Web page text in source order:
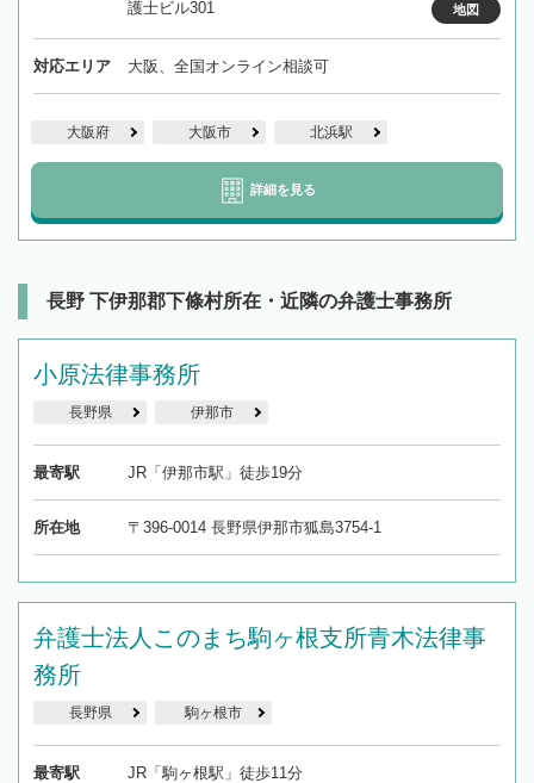
護士ビル301
地図
対応エリア 大阪、全国オンライン相談可
大阪府 大阪市 北浜駅
詳細を見る
長野 下伊那郡下條村所在・近隣の弁護士事務所
小原法律事務所
長野県 伊那市
最寄駅 JR「伊那市駅」徒歩19分
所在地 〒396-0014 長野県伊那市狐島3754-1
弁護士法人このまち駒ヶ根支所青木法律事
務所
長野県 駒ヶ根市
最寄駅 JR「駒ヶ根駅」徒歩11分